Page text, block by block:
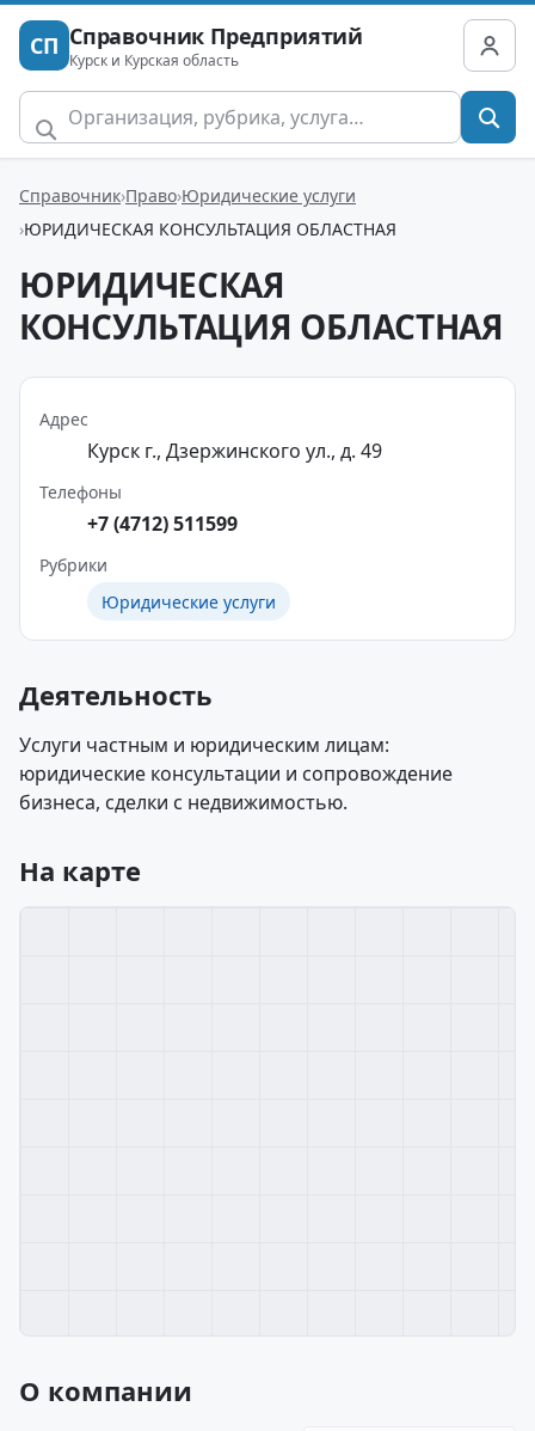
СП Справочник Предприятий
Курск и Курская область
Справочник Право Юридические услуги
ЮРИДИЧЕСКАЯ КОНСУЛЬТАЦИЯ ОБЛАСТНАЯ
ЮРИДИЧЕСКАЯ
КОНСУЛЬТАЦИЯ ОБЛАСТНАЯ
Адрес
Курск г., Дзержинского ул., д. 49
Телефоны
+7 (4712) 511599
Рубрики
Юридические услуги
Деятельность
Услуги частным и юридическим лицам:
юридические консультации и сопровождение
бизнеса, сделки с недвижимостью.
На карте
О компании